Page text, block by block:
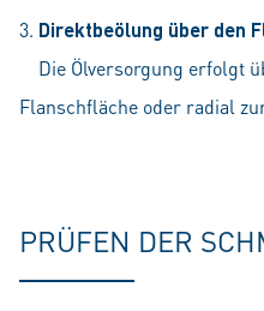
3. Direktbeölung über den
Die Ölversorgung erfolgt
Flanschfläche oder radial
PRÜFEN DER